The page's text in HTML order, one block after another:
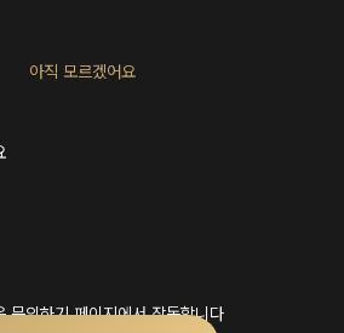
아직 모르겠어요
문의하기 페이지에서 작동합니다